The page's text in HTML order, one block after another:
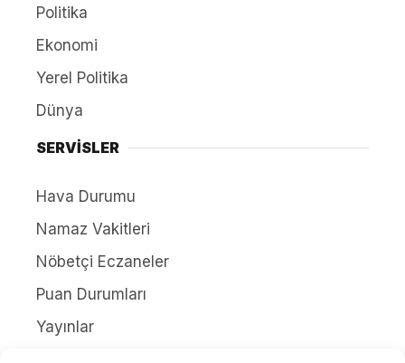
Politika
Ekonomi
Yerel Politika
Dünya
SERVİSLER
Hava Durumu
Namaz Vakitleri
Nöbetçi Eczaneler
Puan Durumları
Yayınlar